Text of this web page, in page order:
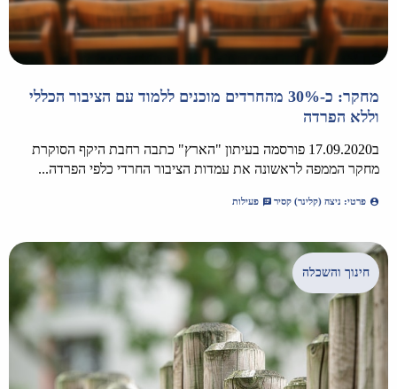
מחקר: כ-30% מהחרדים מוכנים ללמוד עם הציבור הכללי
וללא הפרדה
ב17.09.2020 פורסמה בעיתון "הארץ" כתבה רחבת היקף הסוקרת
מחקר הממפה לראשונה את עמדות הציבור החרדי כלפי הפרדה...
פרטי: ניצה (קלינר) קסיר פעילות
חינוך והשכלה